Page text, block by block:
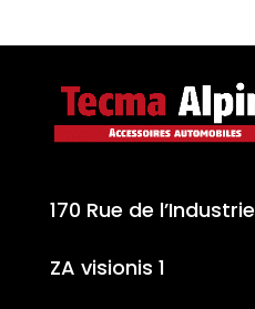
170 Rue de l’Industrie
ZA visionis 1